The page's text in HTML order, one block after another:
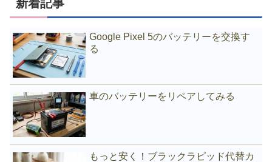
新着記事
Google Pixel 5のバッテリーを交換す
る
車のバッテリーをリペアしてみる
もっと安く！ブラックラピッド代替カ